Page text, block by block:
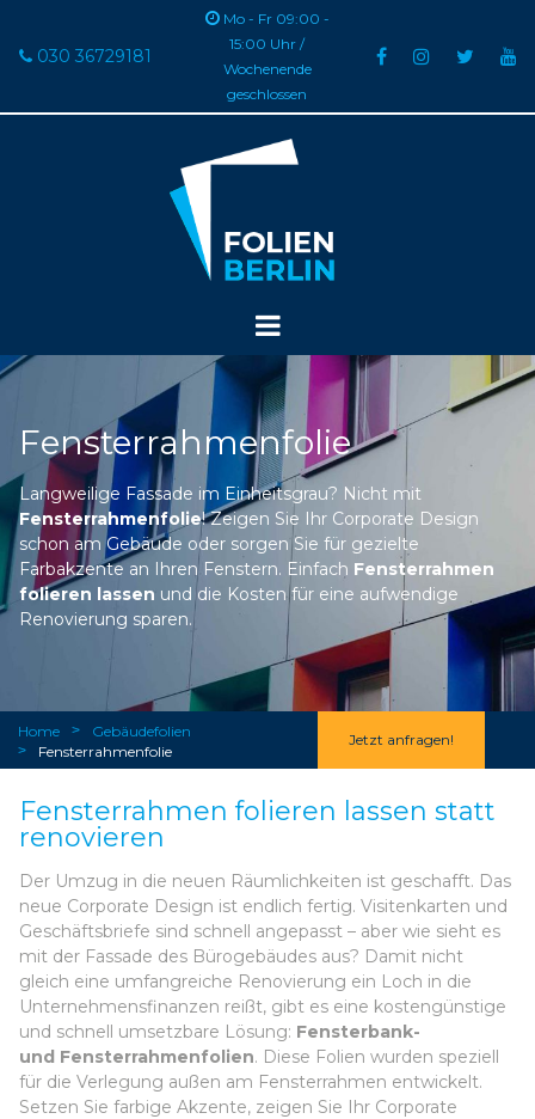
 030 36729181
Mo - Fr 09:00 -
15:00 Uhr /
Wochenende
geschlossen
   
Fensterrahmenfolie
Langweilige Fassade im Einheitsgrau? Nicht mit
Fensterrahmenfolie! Zeigen Sie Ihr Corporate Design
schon am Gebäude oder sorgen Sie für gezielte
Farbakzente an Ihren Fenstern. Einfach Fensterrahmen
folieren lassen und die Kosten für eine aufwendige
Renovierung sparen.
Home > Gebäudefolien
> Fensterrahmenfolie
Jetzt anfragen!
Fensterrahmen folieren lassen statt
renovieren
Der Umzug in die neuen Räumlichkeiten ist geschafft. Das
neue Corporate Design ist endlich fertig. Visitenkarten und
Geschäftsbriefe sind schnell angepasst – aber wie sieht es
mit der Fassade des Bürogebäudes aus? Damit nicht
gleich eine umfangreiche Renovierung ein Loch in die
Unternehmensfinanzen reißt, gibt es eine kostengünstige
und schnell umsetzbare Lösung: Fensterbank-
und Fensterrahmenfolien. Diese Folien wurden speziell
für die Verlegung außen am Fensterrahmen entwickelt.
Setzen Sie farbige Akzente, zeigen Sie Ihr Corporate